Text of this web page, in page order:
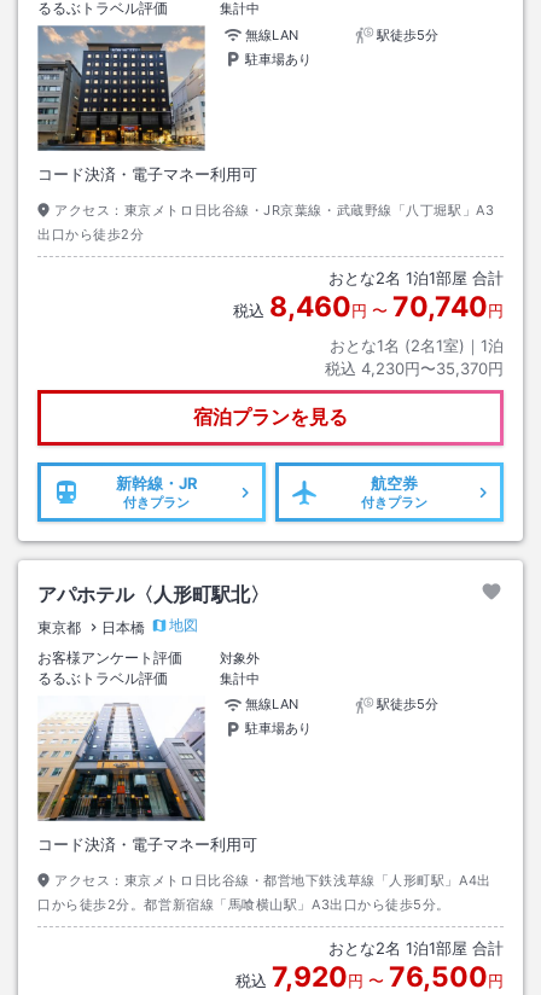
るるぶトラベル評価
集計中
無線LAN
駅徒歩5分
駐車場あり
コード決済・電子マネー利用可
アクセス： 東京メトロ日比谷線・JR京葉線・武蔵野線「八丁堀駅」A3
出口から徒歩2分
おとな2名 1泊1部屋 合計
税込 8,460円 〜 70,740円
おとな1名 (2名1室)｜ 1泊
税込 4,230円〜35,370円
宿泊プランを見る
新幹線・JR
付きプラン
航空券
付きプラン
アパホテル〈人形町駅北〉
東京都 日本橋
地図
お客様アンケート評価
対象外
るるぶトラベル評価
集計中
無線LAN
駅徒歩5分
駐車場あり
コード決済・電子マネー利用可
アクセス： 東京メトロ日比谷線・都営地下鉄浅草線「人形町駅」A4出
口から徒歩2分。都営新宿線「馬喰横山駅」A3出口から徒歩5分。
おとな2名 1泊1部屋 合計
税込 7,920円 〜 76,500円